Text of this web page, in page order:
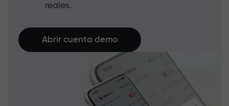
reales.
Abrir cuenta demo